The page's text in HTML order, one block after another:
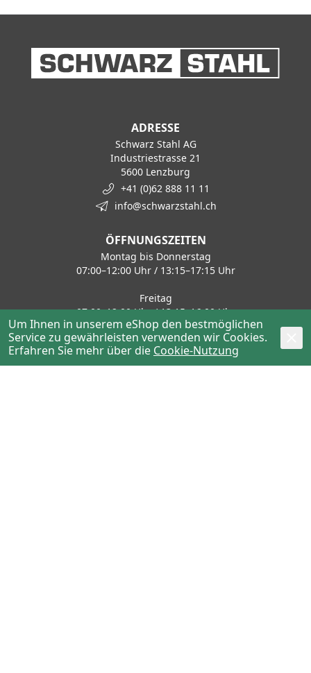
ADRESSE
Schwarz Stahl AG
Industriestrasse 21
5600 Lenzburg
+41 (0)62 888 11 11
info@schwarzstahl.ch
ÖFFNUNGSZEITEN
Montag bis Donnerstag
07:00–12:00 Uhr / 13:15–17:15 Uhr
Freitag
07:00–12:00 Uhr / 13:15–16:00 Uhr
KONTAKT
+41 62 888 11 50
Um Ihnen in unserem eShop den bestmöglichen
Service zu gewährleisten verwenden wir Cookies.
Erfahren Sie mehr über die Cookie-Nutzung